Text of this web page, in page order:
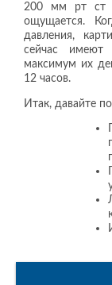
200 мм рт ст
ощущается.
давления,
сейчас имеют
максимум их
12 часов.
Итак, давайте